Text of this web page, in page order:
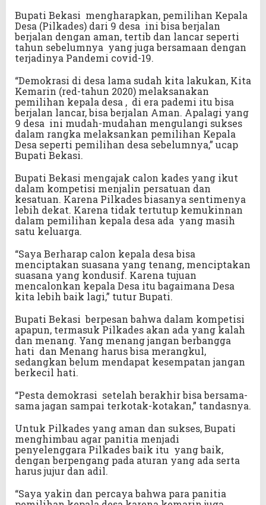
Bupati Bekasi mengharapkan, pemilihan Kepala
Desa (Pilkades) dari 9 desa ini bisa berjalan
berjalan dengan aman, tertib dan lancar seperti
tahun sebelumnya yang juga bersamaan dengan
terjadinya Pandemi covid-19.
“Demokrasi di desa lama sudah kita lakukan, Kita
Kemarin (red-tahun 2020) melaksanakan
pemilihan kepala desa , di era pademi itu bisa
berjalan lancar, bisa berjalan Aman. Apalagi yang
9 desa ini mudah-mudahan mengulangi sukses
dalam rangka melaksankan pemilihan Kepala
Desa seperti pemilihan desa sebelumnya,” ucap
Bupati Bekasi.
Bupati Bekasi mengajak calon kades yang ikut
dalam kompetisi menjalin persatuan dan
kesatuan. Karena Pilkades biasanya sentimenya
lebih dekat. Karena tidak tertutup kemukinnan
dalam pemilihan kepala desa ada yang masih
satu keluarga.
“Saya Berharap calon kepala desa bisa
menciptakan suasana yang tenang, menciptakan
suasana yang kondusif. Karena tujuan
mencalonkan kepala Desa itu bagaimana Desa
kita lebih baik lagi,” tutur Bupati.
Bupati Bekasi berpesan bahwa dalam kompetisi
apapun, termasuk Pilkades akan ada yang kalah
dan menang. Yang menang jangan berbangga
hati dan Menang harus bisa merangkul,
sedangkan belum mendapat kesempatan jangan
berkecil hati.
“Pesta demokrasi setelah berakhir bisa bersama-
sama jagan sampai terkotak-kotakan,” tandasnya.
Untuk Pilkades yang aman dan sukses, Bupati
menghimbau agar panitia menjadi
penyelenggara Pilkades baik itu yang baik,
dengan berpengang pada aturan yang ada serta
harus jujur dan adil.
“Saya yakin dan percaya bahwa para panitia